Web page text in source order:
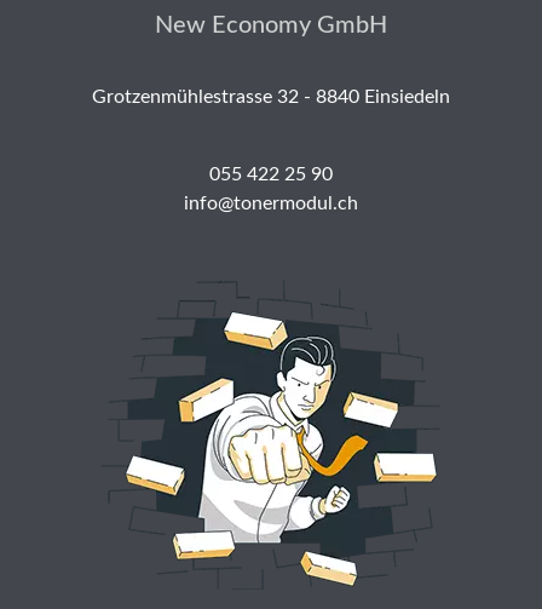
New Economy GmbH
Grotzenmühlestrasse 32 - 8840 Einsiedeln
055 422 25 90
info@tonermodul.ch